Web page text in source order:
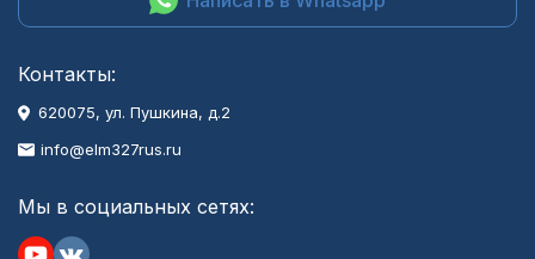
Контакты:
620075, ул. Пушкина, д.2
info@elm327rus.ru
Мы в социальных сетях: